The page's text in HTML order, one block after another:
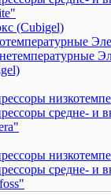
(Cubigel)
средне- и
средне- и